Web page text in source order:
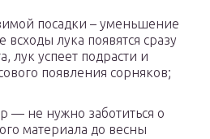
посадки – уменьшение
лука появятся сразу
лук успеет подрасти и
появления сорняков;
— не нужно заботиться о
материала до весны